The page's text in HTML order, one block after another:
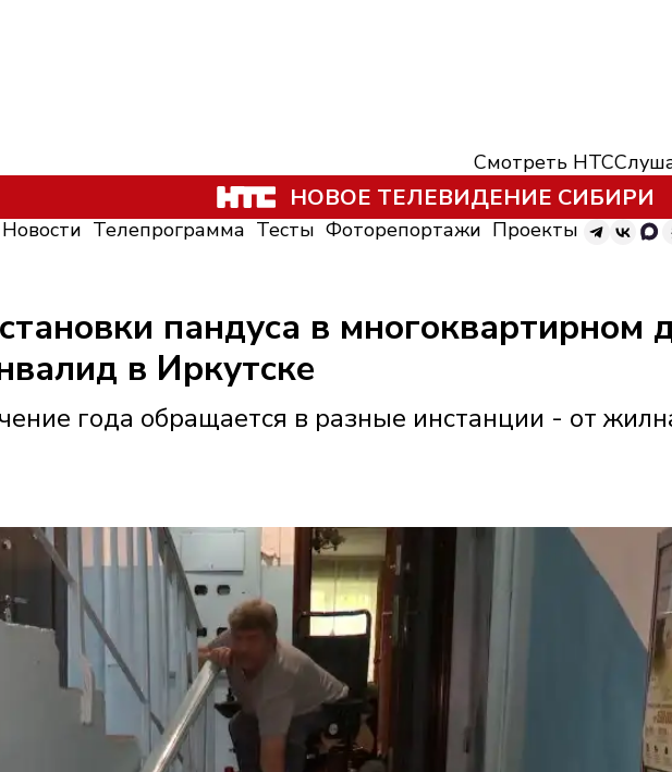
Смотреть НТС
НОВОЕ ТЕЛЕВИДЕНИЕ СИБИРИ
Новости Телепрограмма Тесты Фоторепортажи Проекты
пандуса в многоквартирном
в Иркутске
года обращается в разные инстанции - от